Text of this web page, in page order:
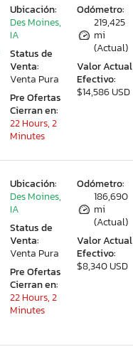
Odómetro:
219,425
mi
(Actual)
Valor Actual
Efectivo:
$14,586 USD
Ubicación:
Des Moines,
IA
Status de
Venta:
Venta Pura
Pre Ofertas
Cierran en:
22 Hours, 2
Minutes
Odómetro:
186,690
mi
(Actual)
Valor Actual
Efectivo:
$8,340 USD
Ubicación:
Des Moines,
IA
Status de
Venta:
Venta Pura
Pre Ofertas
Cierran en:
22 Hours, 2
Minutes